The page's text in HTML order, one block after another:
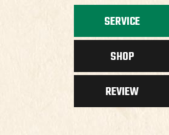
SERVICE
SHOP
REVIEW